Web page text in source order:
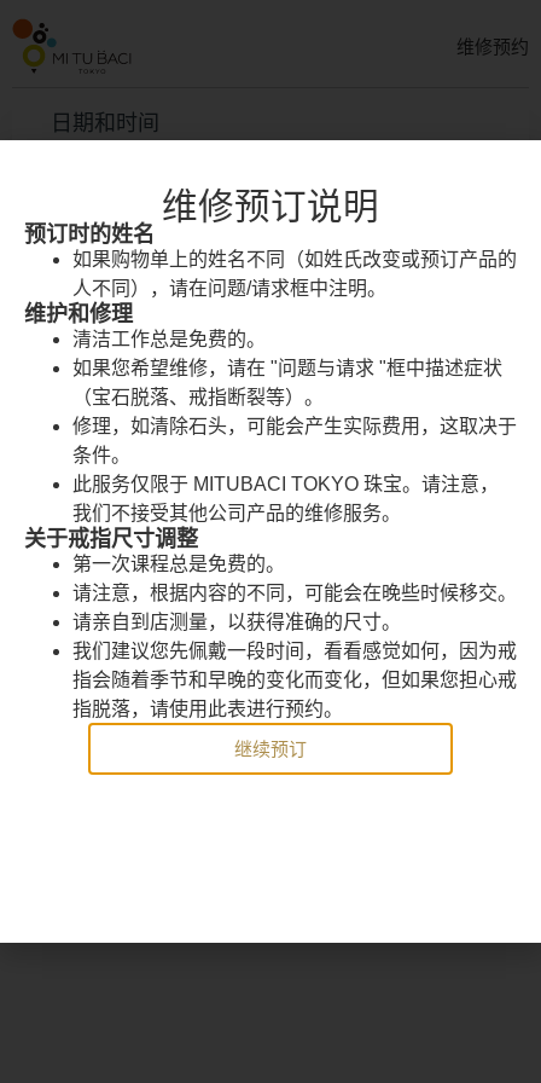
维修预约
日期和时间
八月
周日 周一 周二 周三 周四 周五 周六
26 27 28
3 4 6 7 8
10 11 12 13 14 15
16 17 18 19 20 21 22
23 24 25
30 31 1 2 3
下一歩
维修预订说明
预订时的姓名
如果购物单上的姓名不同（如姓氏改变或预订产品的
人不同），请在问题/请求框中注明。
维护和修理
清洁工作总是免费的。
如果您希望维修，请在 "问题与请求 "框中描述症状
（宝石脱落、戒指断裂等）。
修理，如清除石头，可能会产生实际费用，这取决于
条件。
此服务仅限于 MITUBACI TOKYO 珠宝。请注意，
我们不接受其他公司产品的维修服务。
关于戒指尺寸调整
第一次课程总是免费的。
请注意，根据内容的不同，可能会在晚些时候移交。
请亲自到店测量，以获得准确的尺寸。
我们建议您先佩戴一段时间，看看感觉如何，因为戒
指会随着季节和早晚的变化而变化，但如果您担心戒
指脱落，请使用此表进行预约。
继续预订